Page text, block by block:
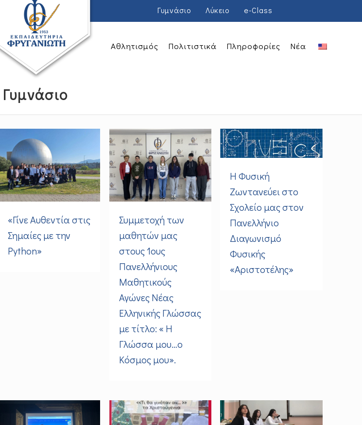
Γυμνάσιο Λύκειο e-Class
Αθλητισμός Πολιτιστικά Πληροφορίες Νέα
Γυμνάσιο
«Γίνε Αυθεντία στις
Σημαίες με την
Python»
Συμμετοχή των
μαθητών μας
στους 1ους
Πανελλήνιους
Μαθητικούς
Αγώνες Νέας
Ελληνικής Γλώσσας
με τίτλο: « Η
Γλώσσα μου…ο
Κόσμος μου».
Η Φυσική
Ζωντανεύει στο
Σχολείο μας στον
Πανελλήνιο
Διαγωνισμό
Φυσικής
«Αριστοτέλης»